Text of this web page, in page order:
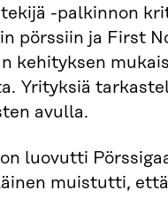
-palkinnon
pörssiin ja First
kehityksen
Yrityksiä
avulla.
luovutti
muistutti,